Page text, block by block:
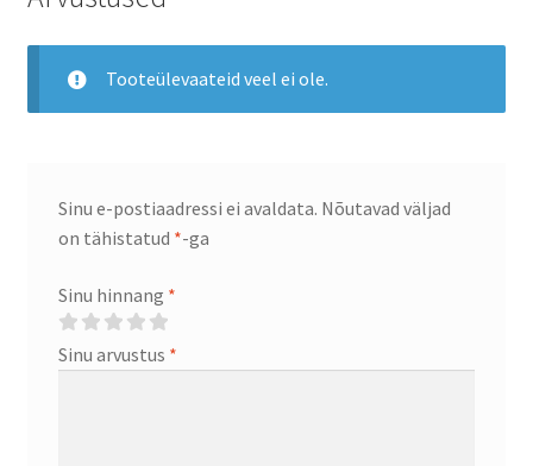
Tooteülevaateid veel ei ole.
Sinu e-postiaadressi ei avaldata. Nõutavad väljad
on tähistatud *-ga
Sinu hinnang *
Sinu arvustus *